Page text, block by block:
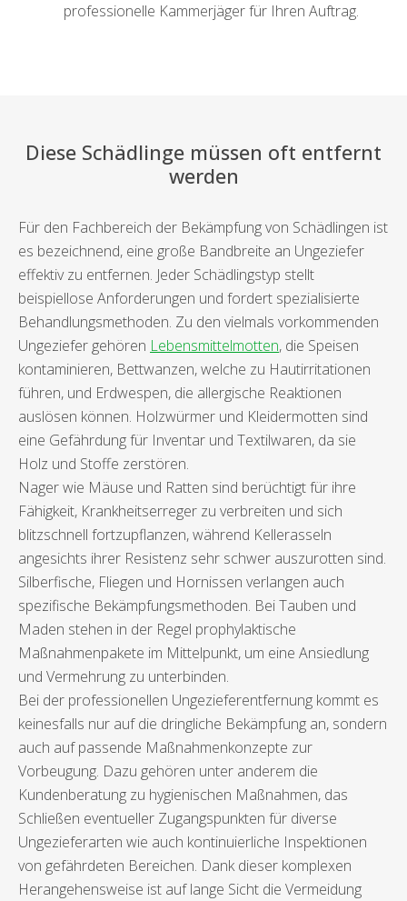
professionelle Kammerjäger für Ihren Auftrag.
Diese Schädlinge müssen oft entfernt
werden
Für den Fachbereich der Bekämpfung von Schädlingen ist
es bezeichnend, eine große Bandbreite an Ungeziefer
effektiv zu entfernen. Jeder Schädlingstyp stellt
beispiellose Anforderungen und fordert spezialisierte
Behandlungsmethoden. Zu den vielmals vorkommenden
Ungeziefer gehören Lebensmittelmotten, die Speisen
kontaminieren, Bettwanzen, welche zu Hautirritationen
führen, und Erdwespen, die allergische Reaktionen
auslösen können. Holzwürmer und Kleidermotten sind
eine Gefährdung für Inventar und Textilwaren, da sie
Holz und Stoffe zerstören.
Nager wie Mäuse und Ratten sind berüchtigt für ihre
Fähigkeit, Krankheitserreger zu verbreiten und sich
blitzschnell fortzupflanzen, während Kellerasseln
angesichts ihrer Resistenz sehr schwer auszurotten sind.
Silberfische, Fliegen und Hornissen verlangen auch
spezifische Bekämpfungsmethoden. Bei Tauben und
Maden stehen in der Regel prophylaktische
Maßnahmenpakete im Mittelpunkt, um eine Ansiedlung
und Vermehrung zu unterbinden.
Bei der professionellen Ungezieferentfernung kommt es
keinesfalls nur auf die dringliche Bekämpfung an, sondern
auch auf passende Maßnahmenkonzepte zur
Vorbeugung. Dazu gehören unter anderem die
Kundenberatung zu hygienischen Maßnahmen, das
Schließen eventueller Zugangspunkten für diverse
Ungezieferarten wie auch kontinuierliche Inspektionen
von gefährdeten Bereichen. Dank dieser komplexen
Herangehensweise ist auf lange Sicht die Vermeidung